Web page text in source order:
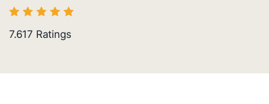
7.617 Ratings